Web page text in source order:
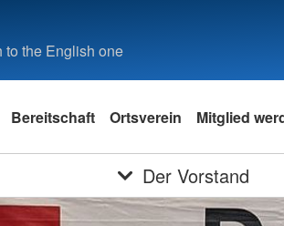
to the English one
Bereitschaft Ortsverein Mitglied
Der Vorstand